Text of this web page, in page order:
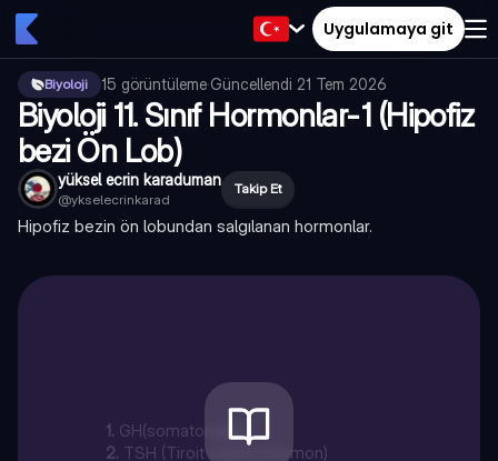
Uygulamaya git
Biyoloji 15 görüntüleme·Güncellendi 21 Tem 2026
Biyoloji 11. Sınıf Hormonlar-1 (Hipofiz
bezi Ön Lob)
yüksel ecrin karaduman
@ykselecrinkarad
Takip Et
Hipofiz bezin ön lobundan salgılanan hormonlar.
1. GH(somatoropin)
2. TSH (Tiroit Uyarıcı Hormon)